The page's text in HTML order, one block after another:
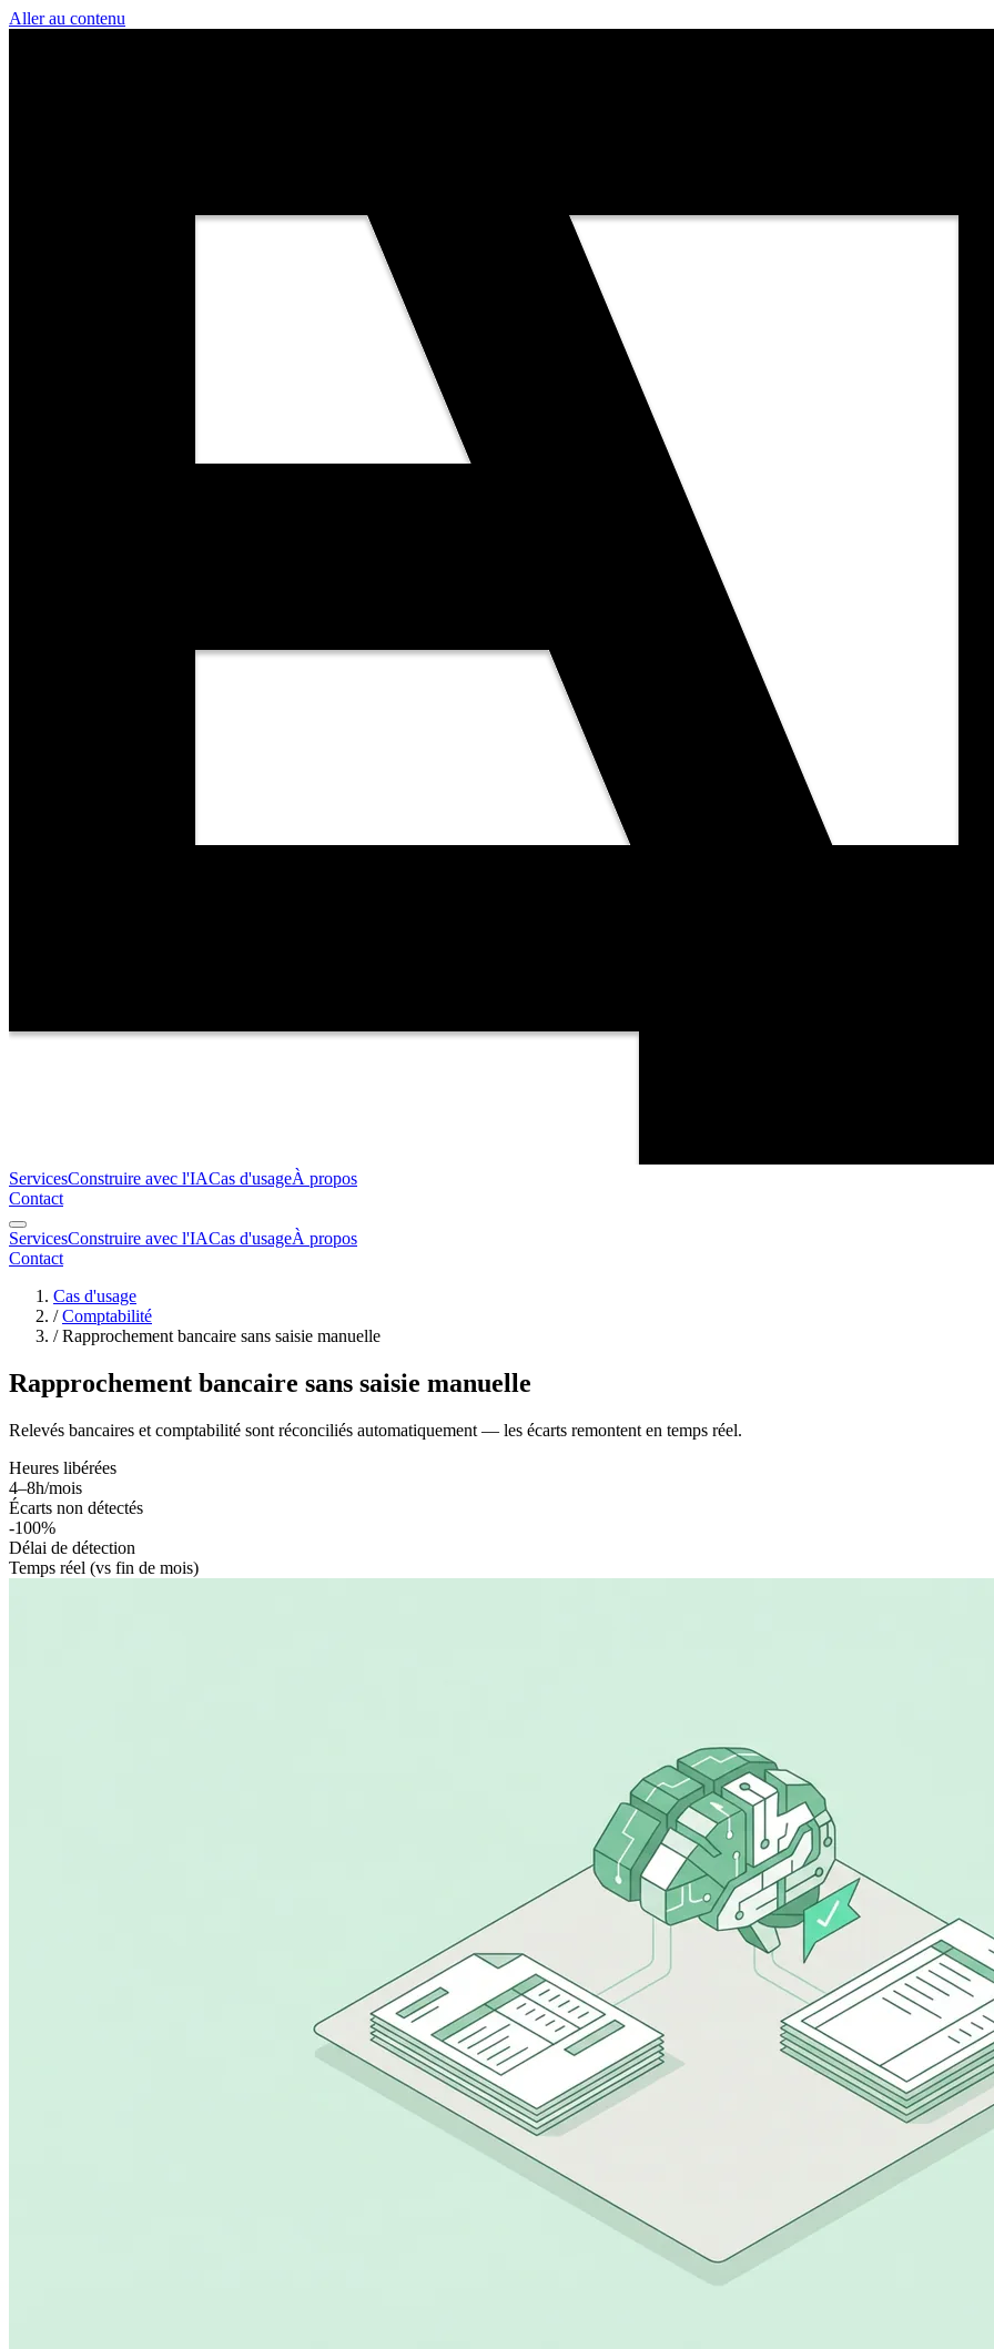
Aller au contenu
ServicesConstruire avec l'IACas d'usageÀ propos
Contact
ServicesConstruire avec l'IACas d'usageÀ propos
Contact
Cas d'usage
/Comptabilité
/Rapprochement bancaire sans saisie manuelle
Rapprochement bancaire sans saisie manuelle
Relevés bancaires et comptabilité sont réconciliés automatiquement — les écarts remontent en temps réel.
Heures libérées
4–8h/mois
Écarts non détectés
-100%
Délai de détection
Temps réel (vs fin de mois)